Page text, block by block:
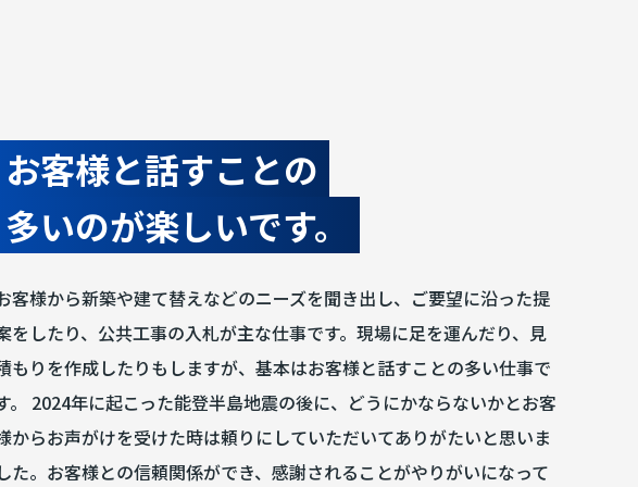
お客様と話すことの
多いのが楽しいです。
客様から新築や建て替えなどのニーズを聞き出し、ご要望に沿った提
をしたり、公共工事の入札が主な仕事です。現場に足を運んだり、見
もりを作成したりもしますが、基本はお客様と話すことの多い仕事で
。 2024年に起こった能登半島地震の後に、どうにかならないかとお客
からお声がけを受けた時は頼りにしていただいてありがたいと思いま
した。お客様との信頼関係ができ、感謝されることがやりがいになって